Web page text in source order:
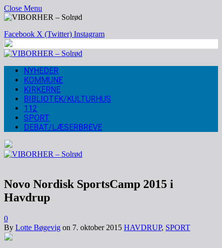
Close Menu
Facebook X (Twitter) Instagram
NYHEDER
KOMMUNE
KIRKERNE
BIBLIOTEK/KULTURHUS
112
SPORT
DEBAT/LÆSERBREVE
Novo Nordisk SportsCamp 2015 i
Havdrup
0
By Lotte Bøgevig on 7. oktober 2015 HAVDRUP, SPORT